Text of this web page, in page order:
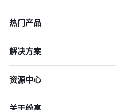
热门产品
解决方案
资源中心